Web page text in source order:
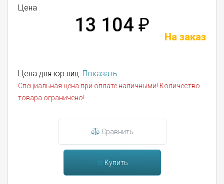
Цена
13 104 ₽
На заказ
Цена для юр.лиц: Показать
Специальная цена при оплате наличными! Количество
товара ограничено!
Сравнить
Купить